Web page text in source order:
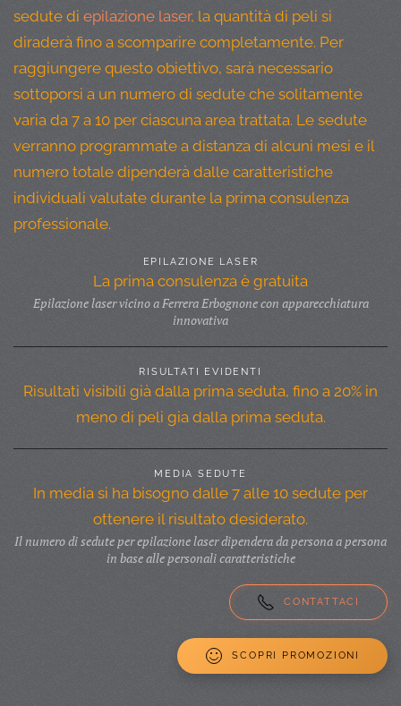
sedute di epilazione laser, la quantità di peli si
diraderà fino a scomparire completamente. Per
raggiungere questo obiettivo, sarà necessario
sottoporsi a un numero di sedute che solitamente
varia da 7 a 10 per ciascuna area trattata. Le sedute
verranno programmate a distanza di alcuni mesi e il
numero totale dipenderà dalle caratteristiche
individuali valutate durante la prima consulenza
professionale.
EPILAZIONE LASER
La prima consulenza è gratuita
Epilazione laser vicino a Ferrera Erbognone con apparecchiatura
innovativa
RISULTATI EVIDENTI
Risultati visibili già dalla prima seduta, fino a 20% in
meno di peli gia dalla prima seduta.
MEDIA SEDUTE
In media si ha bisogno dalle 7 alle 10 sedute per
ottenere il risultato desiderato.
Il numero di sedute per epilazione laser dipendera da persona a persona
in base alle personali caratteristiche
CONTATTACI
SCOPRI PROMOZIONI